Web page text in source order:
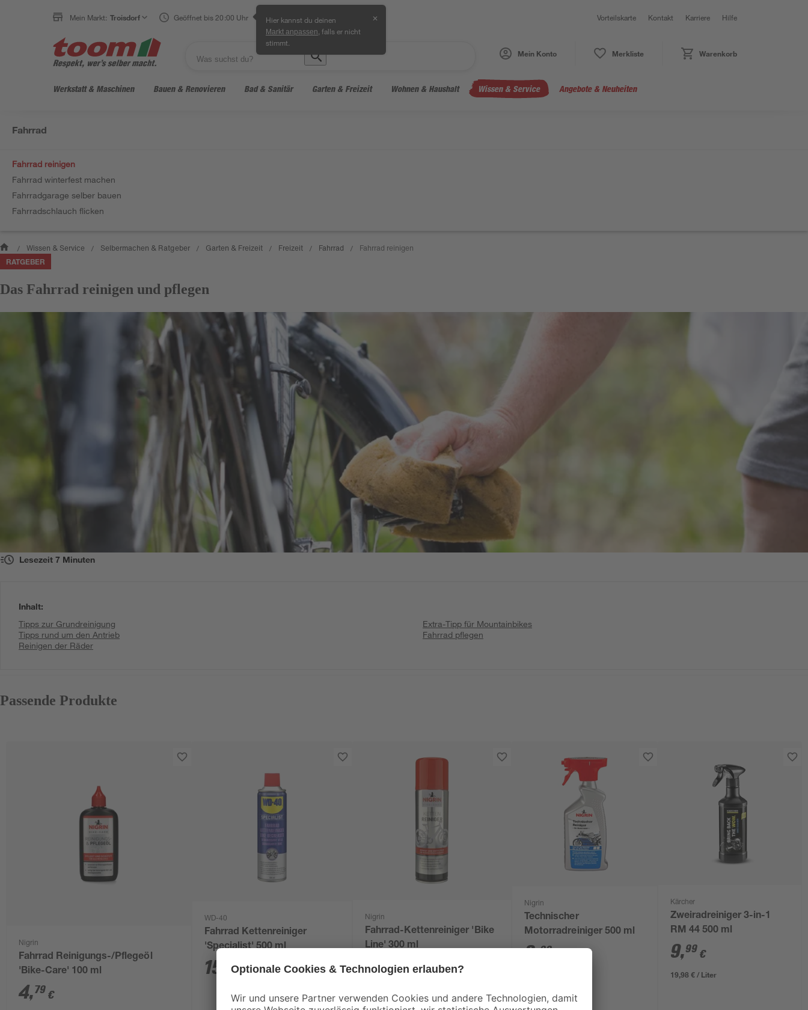
Mein Markt: Troisdorf Geöffnet bis 20:00 Uhr Hier kannst du deinen
Markt anpassen , falls er nicht
stimmt.
✕ Vorteilskarte Kontakt Karriere Hilfe
Mein Konto Merkliste Warenkorb
Werkstatt & Maschinen Bauen & Renovieren Bad & Sanitär Garten & Freizeit Wohnen & Haushalt Wissen & Service Angebote & Neuheiten
Fahrrad
Fahrrad reinigen
Fahrrad winterfest machen
Fahrradgarage selber bauen
Fahrradschlauch flicken
/ Wissen & Service / Selbermachen & Ratgeber / Garten & Freizeit / Freizeit / Fahrrad / Fahrrad reinigen
RATGEBER
Das Fahrrad reinigen und pflegen
Lesezeit7 Minuten
Inhalt:
Tipps zur Grundreinigung
Tipps rund um den Antrieb
Reinigen der Räder
Extra-Tipp für Mountainbikes
Fahrrad pflegen
Passende Produkte
Nigrin
Fahrrad Reinigungs-/Pflegeöl
'Bike-Care' 100 ml
4,79 €
WD-40
Fahrrad Kettenreiniger
'Specialist' 500 ml
15 99€
Nigrin
Fahrrad-Kettenreiniger 'Bike
Line' 300 ml
6,79 €
Nigrin
Technischer
Motorradreiniger 500 ml
8,99
Kärcher
Zweiradreiniger 3-in-1
RM 44 500 ml
9,99€
19,98 € / Liter